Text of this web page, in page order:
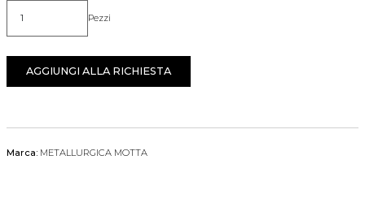
Quantità Pezzi
AGGIUNGI ALLA RICHIESTA
Marca: METALLURGICA MOTTA